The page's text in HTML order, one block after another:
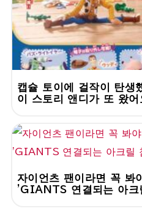
캡슐 토이에 걸작이 탄생
이 스토리 앤디가 또 왔어
자이언츠 팬이라면 꼭 봐
'GIANTS 연결되는 아크